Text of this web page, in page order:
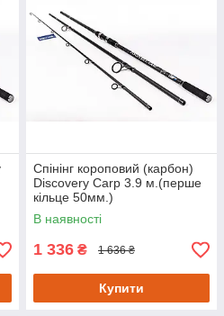
Спінінг короповий (карбон)
Discovery Carp 3.9 м.(перше
кільце 50мм.)
В наявності
1 336 ₴ 1 636 ₴
Купити